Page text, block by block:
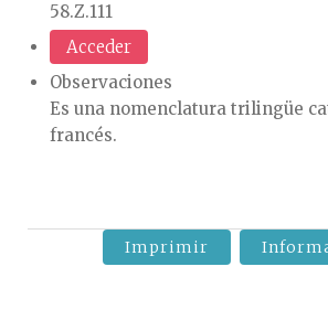
58.Z.111
Acceder
Observaciones
Es una nomenclatura trilingüe
francés.
Imprimir